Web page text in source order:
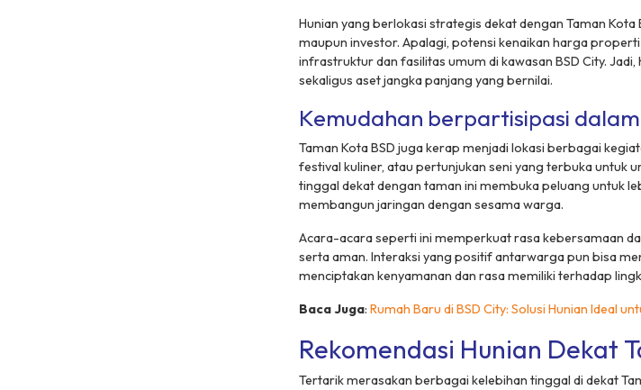
Hunian yang berlokasi strategis dekat dengan Taman
maupun investor. Apalagi, potensi kenaikan harga
infrastruktur dan fasilitas umum di kawasan BSD City.
sekaligus aset jangka panjang yang bernilai.
Kemudahan berpartisipasi
Taman Kota BSD juga kerap menjadi lokasi berbagai
festival kuliner, atau pertunjukan seni yang terbuka untuk
tinggal dekat dengan taman ini membuka peluang untuk
membangun jaringan dengan sesama warga.
Acara-acara seperti ini memperkuat rasa kebersamaan
serta aman. Interaksi yang positif antarwarga pun bisa
menciptakan kenyamanan dan rasa memiliki terhadap
Baca Juga: Rumah Baru di BSD City: Solusi Hunian Ideal
Rekomendasi Hunian Dekat
Tertarik merasakan berbagai kelebihan tinggal di dekat